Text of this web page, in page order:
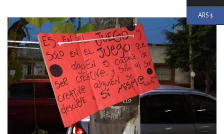
ARS $